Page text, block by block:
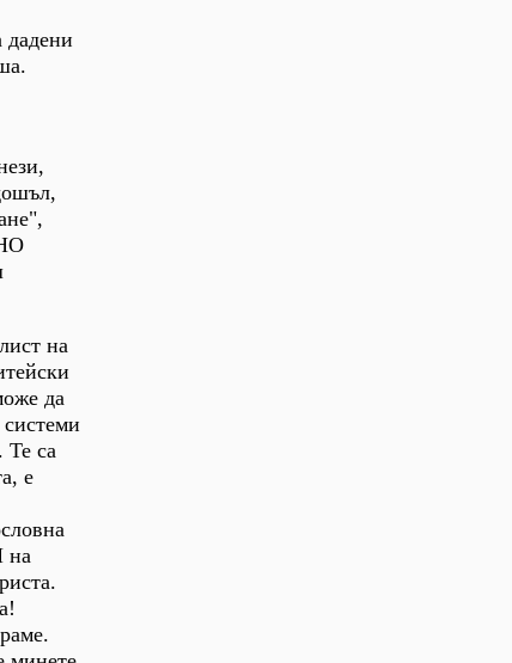
дадени
на
да
Те са
е
на